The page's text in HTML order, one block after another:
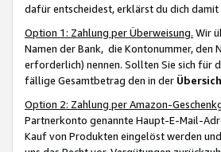
dafür entscheidest, erklärst du dich
Option 1: Zahlung per Überweisung. Wir
Namen der Bank, die Kontonummer, den
erforderlich) nennen. Sollten Sie sich für
fällige Gesamtbetrag den in der
Option 2: Zahlung per Amazon-
Partnerkonto genannte Haupt-E-Mail-
Kauf von Produkten eingelöst werden